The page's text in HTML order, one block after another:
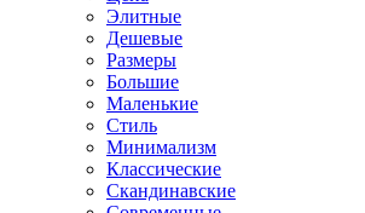
Элитные
Дешевые
Размеры
Большие
Маленькие
Стиль
Минимализм
Классические
Скандинавские